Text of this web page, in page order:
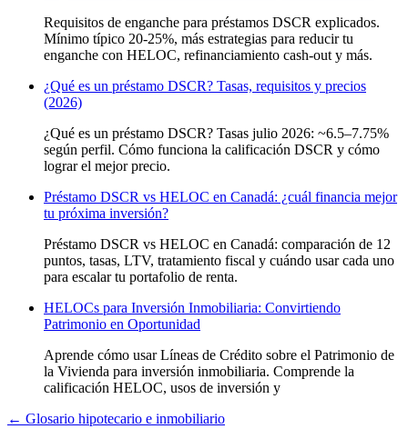
Requisitos de enganche para préstamos DSCR explicados.
Mínimo típico 20-25%, más estrategias para reducir tu
enganche con HELOC, refinanciamiento cash-out y más.
¿Qué es un préstamo DSCR? Tasas, requisitos y precios
(2026)
¿Qué es un préstamo DSCR? Tasas julio 2026: ~6.5–7.75%
según perfil. Cómo funciona la calificación DSCR y cómo
lograr el mejor precio.
Préstamo DSCR vs HELOC en Canadá: ¿cuál financia mejor
tu próxima inversión?
Préstamo DSCR vs HELOC en Canadá: comparación de 12
puntos, tasas, LTV, tratamiento fiscal y cuándo usar cada uno
para escalar tu portafolio de renta.
HELOCs para Inversión Inmobiliaria: Convirtiendo
Patrimonio en Oportunidad
Aprende cómo usar Líneas de Crédito sobre el Patrimonio de
la Vivienda para inversión inmobiliaria. Comprende la
calificación HELOC, usos de inversión y
← Glosario hipotecario e inmobiliario